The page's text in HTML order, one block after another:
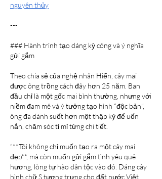
nguyên thủy
---
### Hành trình tạo dáng kỳ công và ý nghĩa
gửi gắm
Theo chia sẻ của nghệ nhân Hiển, cây mai
được ông trồng cách đây hơn 25 năm. Ban
đầu chỉ là một gốc mai bình thường, nhưng với
niềm đam mê và ý tưởng tạo hình “độc bản”,
ông đã dành suốt hơn một thập kỷ để uốn
nắn, chăm sóc tỉ mỉ từng chi tiết.
“**Tôi không chỉ muốn tạo ra một cây mai
đẹp**, mà còn muốn gửi gắm tình yêu quê
hương, lòng tự hào dân tộc vào đó. Dáng cây
hình chữ S tượng trưng cho đất nước Việt